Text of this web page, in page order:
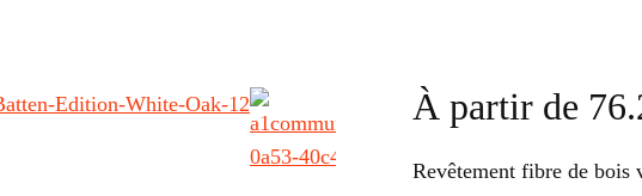
À partir de
Revêtement fibre de bois